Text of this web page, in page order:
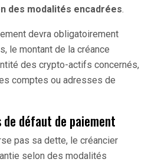
des modalités encadrées.
devra obligatoirement
le montant de la créance
des crypto-actifs concernés,
comptes ou adresses de
défaut de paiement
pas sa dette, le créancier
selon des modalités